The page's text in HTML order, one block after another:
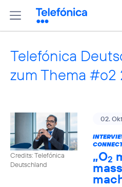
Telefónica
zum Thema #o2
Credits: Telefónica
Deutschland
02.
„O2